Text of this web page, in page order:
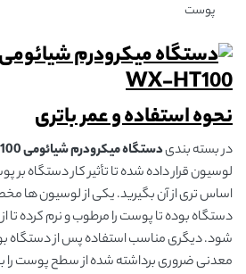
پوست
نحوه استفاده و عمر باتری
در بسته بندیدستگاه میکرودرم شیائومی WellSkins WX-HT100
لوسیون قرار داده شده تا تأثیر کار دستگاه بر
اساس تری از آن بگیرید. یکی از لوسیون ها
دستگاه بوده تا پوست را مرطوب و نرم کرده تا
شود. دیگری مناسب استفاده پس از دستگاه
معدنی ضروری برداشته شده از سطح پوست را